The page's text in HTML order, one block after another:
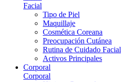
Facial
Tipo de Piel
Maquillaje
Cosmética Coreana
Preocupación Cutánea
Rutina de Cuidado Facial
Activos Principales
Corporal
Corporal